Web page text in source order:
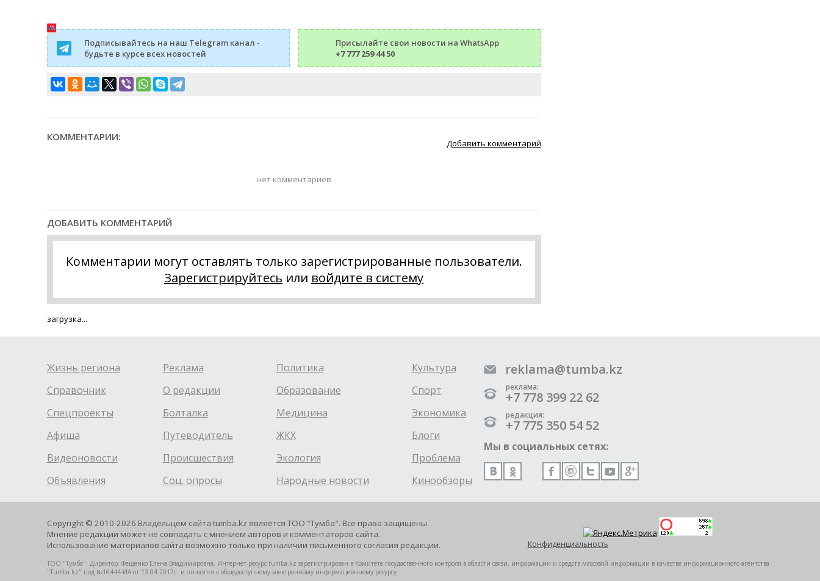
Подписывайтесь на наш Telegram канал -
будьте в курсе всех новостей
Присылайте свои новости на WhatsApp
+7 777 259 44 50
КОММЕНТАРИИ:
Добавить комментарий
нет комментариев
ДОБАВИТЬ КОММЕНТАРИЙ
Комментарии могут оставлять только зарегистрированные пользователи.
Зарегистрируйтесь или войдите в систему
загрузка...
Жизнь региона
Справочник
Спецпроекты
Афиша
Видеоновости
Объявления
Реклама
О редакции
Болталка
Путеводитель
Происшествия
Соц. опросы
Политика
Образование
Медицина
ЖКХ
Экология
Народные новости
Культура
Спорт
Экономика
Блоги
Проблема
Кинообзоры
reklama@tumba.kz
реклама:
+7 778 399 22 62
редакция:
+7 775 350 54 52
Мы в социальных сетях:
Copyright © 2010-2026 Владельцем сайта tumba.kz является ТОО "Тумба". Все права защищены.
Мнение редакции может не совпадать с мнением авторов и комментаторов сайта.
Использование материалов сайта возможно только при наличии письменного согласия редакции.
Конфиденциальность
ТОО "Тумба". Директор: Фещенко Елена Владимировна, Интернет-ресурс tumba.kz зарегистрирован в Комитете госудаственного контроля в области связи, информации и средств массовой информации в качестве информационного агентства
"Tumba.kz" под №16444-ИА от 13.04.2017г. и относятся к общедоступному электронному информационному ресурсу.